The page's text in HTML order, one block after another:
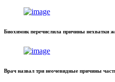
Биохимик перечислила причины нехватки
Врач назвал три неочевидные причины